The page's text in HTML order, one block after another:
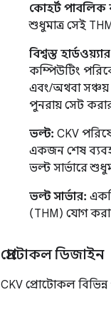
কোহর্ট পাবলিক
শুধুমাত্র সেই
বিশ্বস্ত
কম্পিউটিং
এবং/অথবা সঞ্চয়
পুনরায় সেট
ভল্ট: CKV
একজন শেষ
ভল্ট সার্ভারে
ভল্ট সার্ভার:
(THM) যোগ
প্রোটোকল ডিজাইন
CKV প্রোটোকল বিভিন্ন